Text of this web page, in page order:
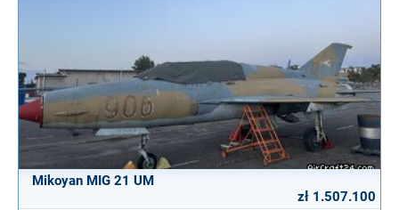
Mikoyan MIG 21 UM
zł 1.507.100